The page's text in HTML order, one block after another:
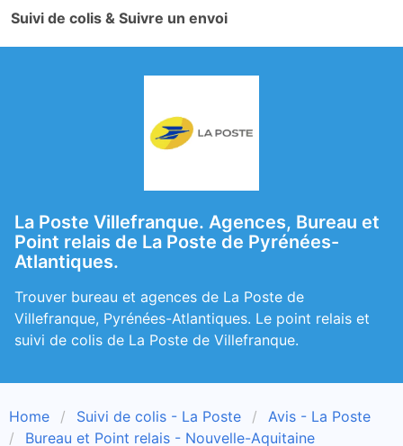
Suivi de colis & Suivre un envoi
La Poste Villefranque. Agences, Bureau et
Point relais de La Poste de Pyrénées-
Atlantiques.
Trouver bureau et agences de La Poste de
Villefranque, Pyrénées-Atlantiques. Le point relais et
suivi de colis de La Poste de Villefranque.
Home Suivi de colis - La Poste
Avis - La Poste
Bureau et Point relais - Nouvelle-Aquitaine